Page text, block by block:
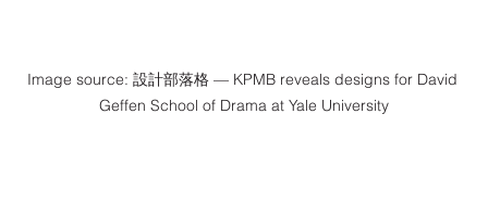
Image source: 設計部落格 — KPMB reveals designs for David
Geffen School of Drama at Yale University